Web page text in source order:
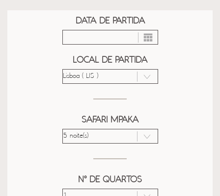
DATA DE PARTIDA
LOCAL DE PARTIDA
SAFARI MPAKA
Nº DE QUARTOS